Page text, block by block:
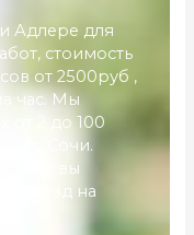
Адлере для
стоимость
от 2500руб ,
час. Мы
от 2 до 100
Сочи.
у нас вы
выезд на